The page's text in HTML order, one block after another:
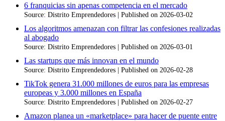
6 franquicias sin apenas competencia en el mercado
Source: Distrito Emprendedores Published on 2026-03-02
Los algoritmos amenazan con filtrar las confesiones realizadas
al abogado
Source: Distrito Emprendedores Published on 2026-03-01
Las startups que más innovan en el mundo
Source: Distrito Emprendedores Published on 2026-02-28
TikTok genera 31.000 millones de euros para las empresas
europeas y 3.000 millones en España
Source: Distrito Emprendedores Published on 2026-02-27
Amazon planea un «marketplace» para hacer de puente entre